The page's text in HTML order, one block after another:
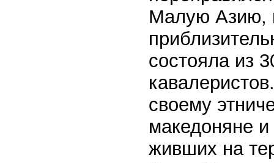
Малую Азию,
состояла из
своему
македоняне и
живших на